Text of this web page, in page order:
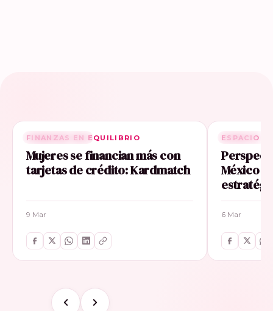
RELACIONADA
FINANZAS EN EQUILIBRIO
Mujeres se financian más con
tarjetas de crédito: Kardmatch
9 Mar
ESPACIO
México
6 Mar